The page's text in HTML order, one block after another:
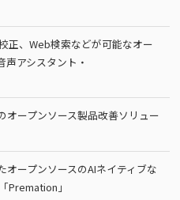
正、Web検索などが可能なオー
声アシスタント・
オープンソース製品改善ソリュー
ープンソースのAIネイティブな
Premation」